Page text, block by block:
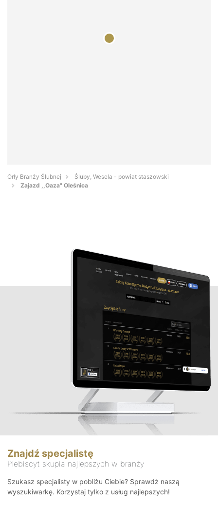
Orły Branży Ślubnej
Śluby, Wesela - powiat staszowski
Zajazd ,,Oaza" Oleśnica
Znajdź specjalistę
Plebiscyt skupia najlepszych w branży
Szukasz specjalisty w pobliżu Ciebie? Sprawdź naszą
wyszukiwarkę. Korzystaj tylko z usług najlepszych!